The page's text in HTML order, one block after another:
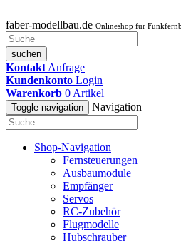
faber-modellbau.de Onlineshop für
suchen
Kontakt Anfrage
Kundenkonto Login
Warenkorb 0 Artikel
Toggle navigation Navigation
Shop-Navigation
Fernsteuerungen
Ausbaumodule
Empfänger
Servos
RC-Zubehör
Flugmodelle
Hubschrauber